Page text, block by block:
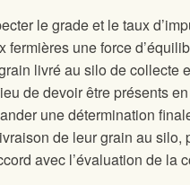
le grade et le taux
une force
livré au silo de collecte
de devoir être présents
une détermination
de leur grain au
avec l’évaluation de la